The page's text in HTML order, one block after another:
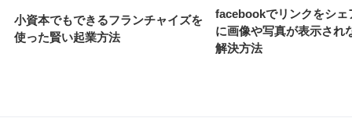
小資本でもできるフランチャイズを
使った賢い起業方法
facebookでリンクをシェ
に画像や写真が表示され
解決方法